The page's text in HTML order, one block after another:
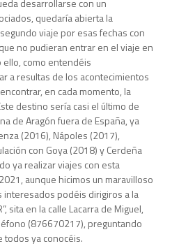
quedaría abierta la
viaje por esas fechas con
no pudieran entrar en el viaje en
ello, como entendéis
a resultas de los acontecimientos
en cada momento, la
destino sería casi el último de
de Aragón fuera de España, ya
(2016), Nápoles (2017),
con Goya (2018) y Cerdeña
ya realizar viajes con esta
aunque hicimos un maravilloso
interesados podéis dirigiros a la
sita en la calle Lacarra de Miguel,
(876670217), preguntando
todos ya conocéis.